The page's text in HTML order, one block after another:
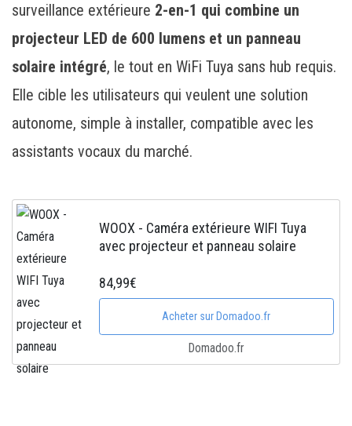
surveillance extérieure 2-en-1 qui combine un
projecteur LED de 600 lumens et un panneau
solaire intégré, le tout en WiFi Tuya sans hub requis.
Elle cible les utilisateurs qui veulent une solution
autonome, simple à installer, compatible avec les
assistants vocaux du marché.
WOOX - Caméra extérieure WIFI Tuya
avec projecteur et panneau solaire
84,99€
Acheter sur Domadoo.fr
Domadoo.fr